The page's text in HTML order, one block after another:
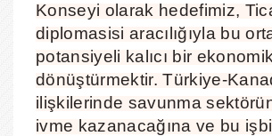
Konseyi olarak hedefimiz,
diplomasisi aracılığıyla bu
potansiyeli kalıcı bir
dönüştürmektir. Türkiye-
ilişkilerinde savunma
ivme kazanacağına ve bu